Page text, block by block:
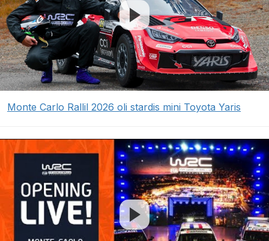
Monte Carlo Rallil 2026 oli stardis mini Toyota Yaris